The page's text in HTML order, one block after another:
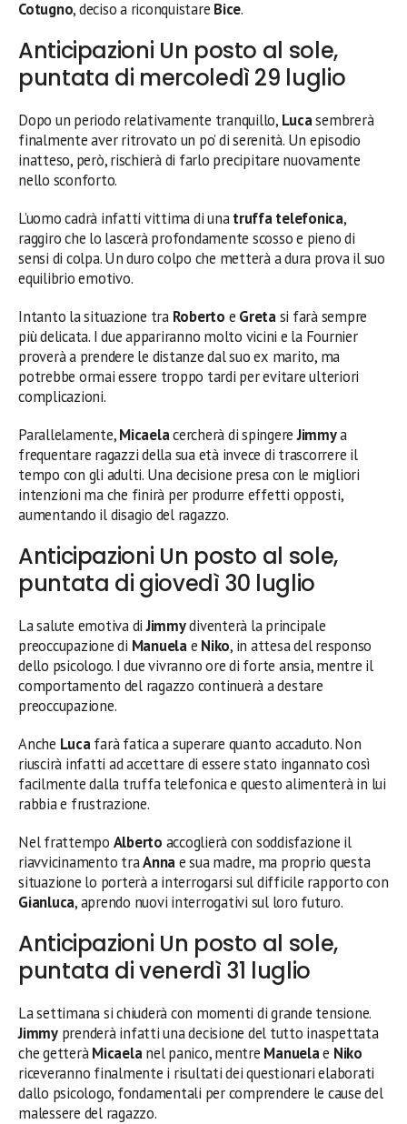
Cotugno, deciso a riconquistare Bice.
Anticipazioni Un posto al sole,
puntata di mercoledì 29 luglio
Dopo un periodo relativamente tranquillo, Lucasembrerà
finalmente aver ritrovato un po’ di serenità. Un episodio
inatteso, però, rischierà di farlo precipitare nuovamente
nello sconforto.
L’uomo cadrà infatti vittima di unatruffa telefonica,
raggiro che lo lascerà profondamente scosso e pieno di
sensi di colpa. Un duro colpo che metterà a dura prova il suo
equilibrio emotivo.
Intanto la situazione tra Roberto e Gretasi farà sempre
più delicata. I due appariranno molto vicini e la Fournier
proverà a prendere le distanze dal suo ex marito, ma
potrebbe ormai essere troppo tardi per evitare ulteriori
complicazioni.
Parallelamente,Micaelacercherà di spingereJimmya
frequentare ragazzi della sua età invece di trascorrere il
tempo con gli adulti. Una decisione presa con le migliori
intenzioni ma che finirà per produrre effetti opposti,
aumentando il disagio del ragazzo.
Anticipazioni Un posto al sole,
puntata di giovedì 30 luglio
La salute emotiva diJimmydiventerà la principale
preoccupazione di Manuelae Niko, in attesa del responso
dello psicologo. I due vivranno ore di forte ansia, mentre il
comportamento del ragazzo continuerà a destare
preoccupazione.
Anche Lucafarà fatica a superare quanto accaduto. Non
riuscirà infatti ad accettare di essere stato ingannato così
facilmente dalla truffa telefonica e questo alimenterà in lui
rabbia e frustrazione.
Nel frattempo Alberto accoglierà con soddisfazione il
riavvicinamento traAnnae sua madre, ma proprio questa
situazione lo porterà a interrogarsi sul difficile rapporto con
Gianluca, aprendo nuovi interrogativi sul loro futuro.
Anticipazioni Un posto al sole,
puntata di venerdì 31 luglio
La settimana si chiuderà con momenti di grande tensione.
Jimmyprenderà infatti una decisione del tutto inaspettata
che getteràMicaelanel panico, mentre Manuelae Niko
riceveranno finalmente i risultati dei questionari elaborati
dallo psicologo, fondamentali per comprendere le cause del
malessere del ragazzo.